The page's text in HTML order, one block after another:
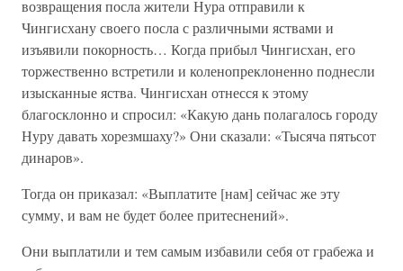
возвращения посла жители Нура отправили к
Чингисхану своего посла с различными яствами и
изъявили покорность… Когда прибыл Чингисхан, его
торжественно встретили и коленопреклоненно поднесли
изысканные яства. Чингисхан отнесся к этому
благосклонно и спросил: «Какую дань полагалось городу
Нуру давать хорезмшаху?» Они сказали: «Тысяча пятьсот
динаров».
Тогда он приказал: «Выплатите [нам] сейчас же эту
сумму, и вам не будет более притеснений».
Они выплатили и тем самым избавили себя от грабежа и